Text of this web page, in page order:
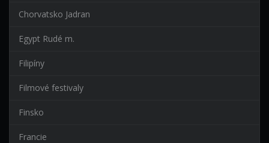
Chorvatsko Jadran
Egypt Rudé m.
Filipíny
Filmové festivaly
Finsko
Francie